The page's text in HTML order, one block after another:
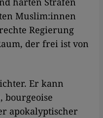
Muslim:innen
Regierung
der frei ist von
Er kann
bourgeoise
apokalyptischer